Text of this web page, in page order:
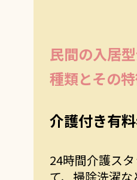
民間の入居
種類とその
介護付き有
24時間介護ス